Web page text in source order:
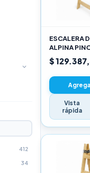
412
34
ESCALERA
ALPINA
3,00M PRO
$
Vista
rápida